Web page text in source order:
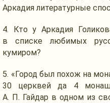
Аркадия литературные
4. Кто у Аркадия
в списке любимых
кумиром?
5. «Город был похож на
30 церквей да 4
А. П. Гайдар в одном из